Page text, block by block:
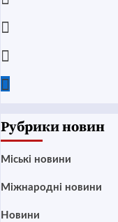
Рубрики новин
Mіські новини
Міжнародні новини
Новини